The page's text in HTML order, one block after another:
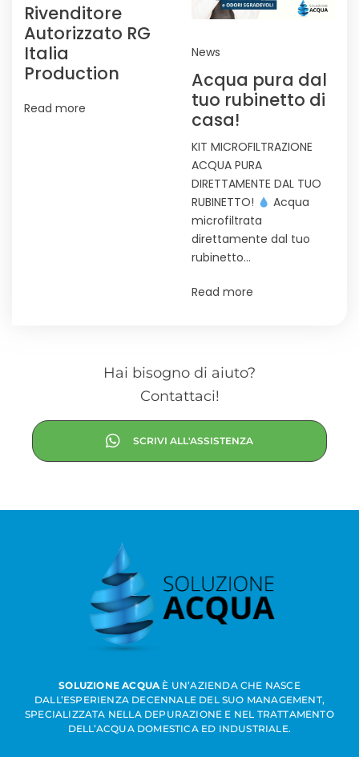
Rivenditore
Autorizzato RG
Italia
Production
Read more
News
Acqua pura dal
tuo rubinetto di
casa!
KIT MICROFILTRAZIONE
ACQUA PURA
DIRETTAMENTE DAL TUO
RUBINETTO!
Acqua
microfiltrata
direttamente dal tuo
rubinetto…
Read more
Hai bisogno di aiuto?
Contattaci!
SCRIVI ALL'ASSISTENZA
SOLUZIONE ACQUA È UN’AZIENDA CHE NASCE
DALL’ESPERIENZA DECENNALE DEL SUO MANAGEMENT,
SPECIALIZZATA NELLA DEPURAZIONE E NEL TRATTAMENTO
DELL’ACQUA DOMESTICA ED INDUSTRIALE.